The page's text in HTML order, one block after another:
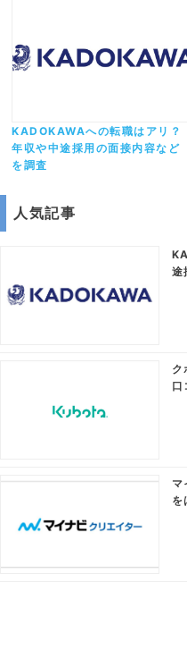
KADOKAWAへの転職はアリ？
年収や中途採用の面接内容など
を調査
人気記事
途
ク
口
マ
を